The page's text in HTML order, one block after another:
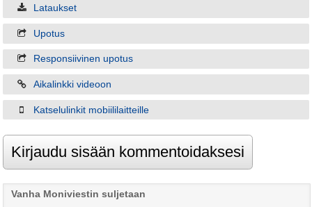
Lataukset
Upotus
Responsiivinen upotus
Aikalinkki videoon
Katselulinkit mobiililaitteille
Vanha Moniviestin suljetaan